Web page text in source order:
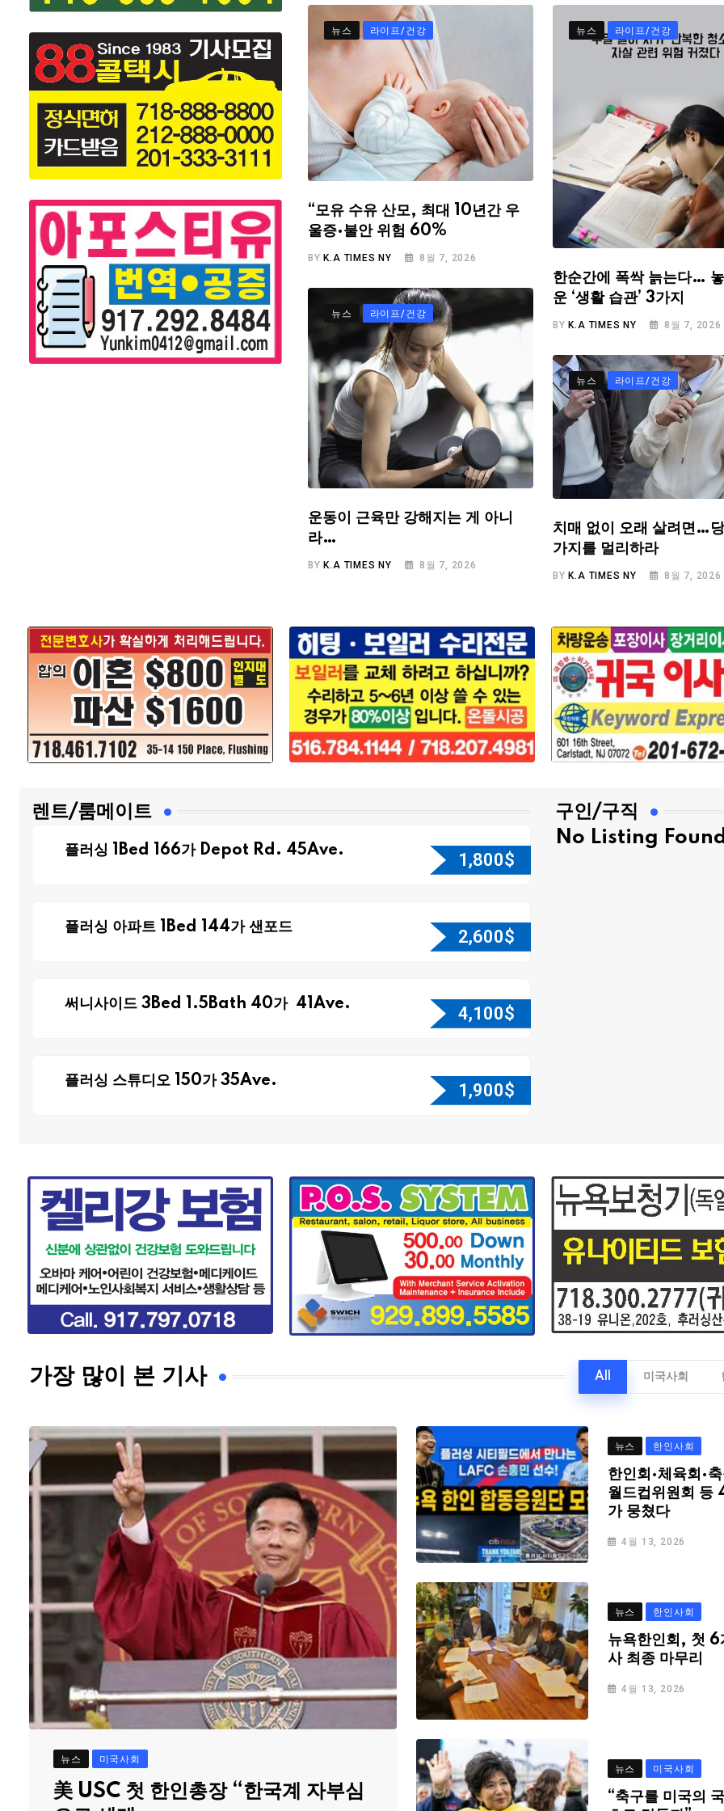
뉴스 라이프/건강
“모유 수유 산모, 최대 10년간 우
울증·불안 위험 60%
BYK.A TIMES NY 8월 7, 2026
뉴스 라이프/건강
한순간에 폭싹 늙는다…
운 ‘생활 습관’ 3가지
BY K.A TIMES NY 8월 7, 2026
뉴스 라이프/건강
운동이 근육만 강해지는 게 아니
라…
BY K.A TIMES NY 8월 7, 2026
뉴스 라이프/건강
치매 없이 오래 살려면…
가지를 멀리하라
BYK.A TIMES NY 8월 7, 2026
렌트/룸메이트
플러싱 1Bed 166가 Depot Rd. 45Ave. 1,800$
플러싱 아파트 1Bed 144가 샌포드 2,600$
써니사이드 3Bed 1.5Bath 40가 41Ave. 4,100$
플러싱 스튜디오 150가 35Ave. 1,900$
구인/구직
No Listing
가장 많이 본 기사 All 미국사회
뉴스 미국사회
美 USC 첫 한인총장 “한국계 자부심
뉴스 한인사회
한인회·체육회·
월드컵위원회 등
가 뭉쳤다
4월 13, 2026
뉴스 한인사회
뉴욕한인회, 첫 6
사 최종 마무리
4월 13, 2026
뉴스 미국사회
“축구를 미국의